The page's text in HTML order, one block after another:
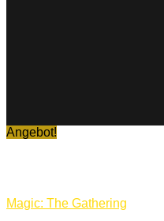
Angebot!
Magic: The Gathering